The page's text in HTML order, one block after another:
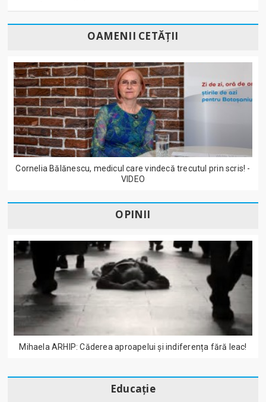
OAMENII CETĂȚII
Cornelia Bălănescu, medicul care vindecă trecutul prin scris! -
VIDEO
OPINII
Mihaela ARHIP: Căderea aproapelui și indiferența fără leac!
Educație